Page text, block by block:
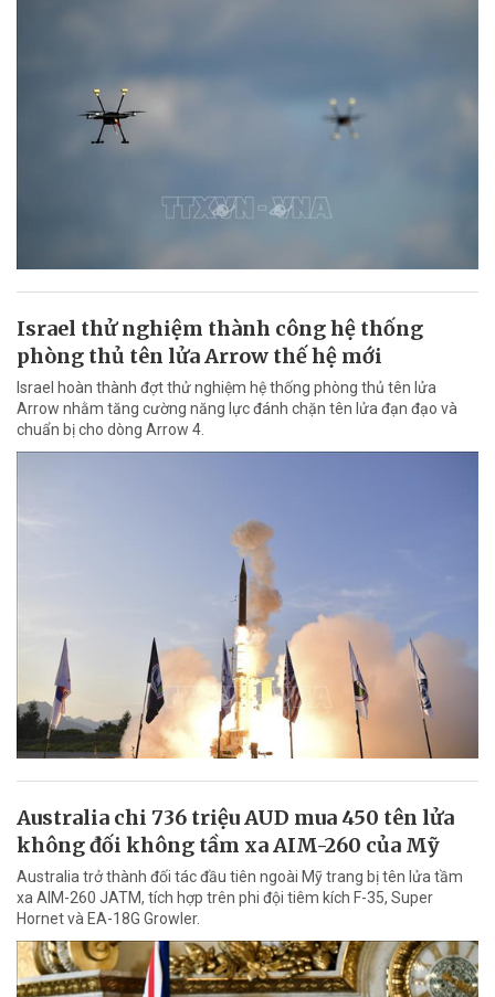
Israel thử nghiệm thành công hệ thống
phòng thủ tên lửa Arrow thế hệ mới
Israel hoàn thành đợt thử nghiệm hệ thống phòng thủ tên lửa
Arrow nhằm tăng cường năng lực đánh chặn tên lửa đạn đạo và
chuẩn bị cho dòng Arrow 4.
Australia chi 736 triệu AUD mua 450 tên lửa
không đối không tầm xa AIM-260 của Mỹ
Australia trở thành đối tác đầu tiên ngoài Mỹ trang bị tên lửa tầm
xa AIM-260 JATM, tích hợp trên phi đội tiêm kích F-35, Super
Hornet và EA-18G Growler.